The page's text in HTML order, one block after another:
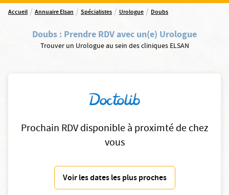
Accueil / Annuaire Elsan / Spécialistes / Urologue / Doubs
Doubs : Prendre RDV avec un(e) Urologue
Trouver un Urologue au sein des cliniques ELSAN
Prochain RDV disponible à proximté de chez
vous
Voir les dates les plus proches